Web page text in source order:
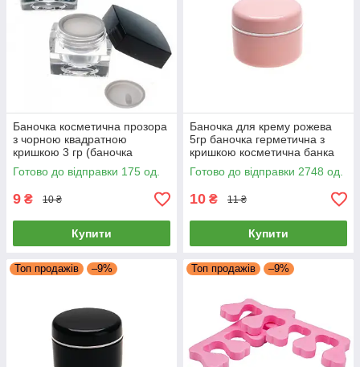
Баночка косметична прозора
з чорною квадратною
кришкою 3 гр (баночка
герметична, з кришкою, для
крему)
Готово до відправки 175 од.
9 ₴ 10 ₴
Купити
Баночка для крему рожева
5гр баночка герметична з
кришкою косметична банка
пластикова креманка 5 мл
Готово до відправки 2748 од.
10 ₴ 11 ₴
Купити
Топ продажів –9% Топ продажів –9%